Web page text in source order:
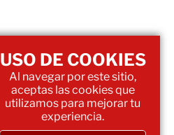
USO DE COOKIES
Al navegar por este sitio,
aceptas las cookies que
utilizamos para mejorar tu
experiencia.